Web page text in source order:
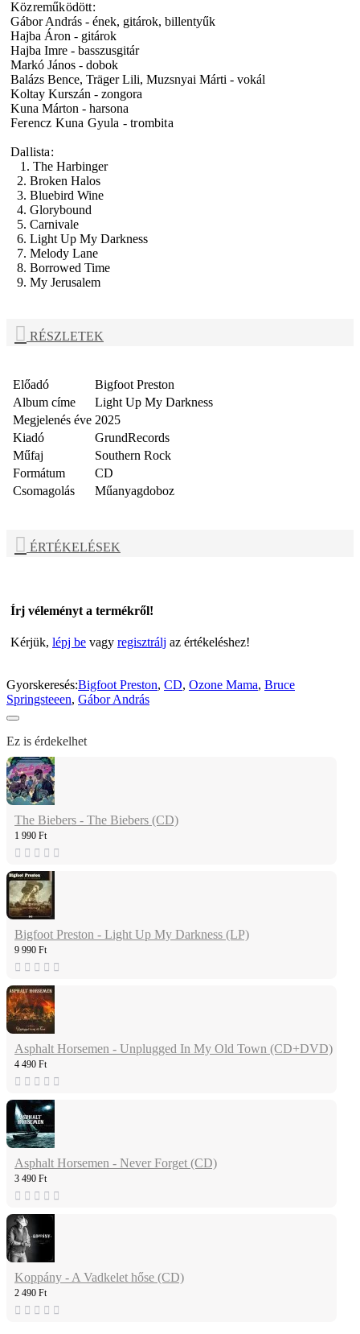
Közreműködött:
Gábor András - ének, gitárok, billentyűk
Hajba Áron - gitárok
Hajba Imre - basszusgitár
Markó János - dobok
Balázs Bence, Träger Lili, Muzsnyai Márti - vokál
Koltay Kurszán - zongora
Kuna Márton - harsona
Ferencz Kuna Gyula - trombita
Dallista:
1. The Harbinger
2. Broken Halos
3. Bluebird Wine
4. Glorybound
5. Carnivale
6. Light Up My Darkness
7. Melody Lane
8. Borrowed Time
9. My Jerusalem
RÉSZLETEK
Előadó
Bigfoot Preston
Album címe
Light Up My Darkness
Megjelenés éve 2025
Kiadó
GrundRecords
Műfaj
Southern Rock
Formátum
CD
Csomagolás
Műanyagdoboz
ÉRTÉKELÉSEK
Írj véleményt a termékről!
Kérjük, lépj be vagy regisztrálj az értékeléshez!
Gyorskeresés:Bigfoot Preston, CD, Ozone Mama, Bruce
Springsteeen, Gábor András
Ez is érdekelhet
The Biebers - The Biebers (CD)
1 990 Ft
Bigfoot Preston - Light Up My Darkness (LP)
9 990 Ft
Asphalt Horsemen - Unplugged In My Old Town (CD+DVD)
4 490 Ft
Asphalt Horsemen - Never Forget (CD)
3 490 Ft
Koppány - A Vadkelet hőse (CD)
2 490 Ft